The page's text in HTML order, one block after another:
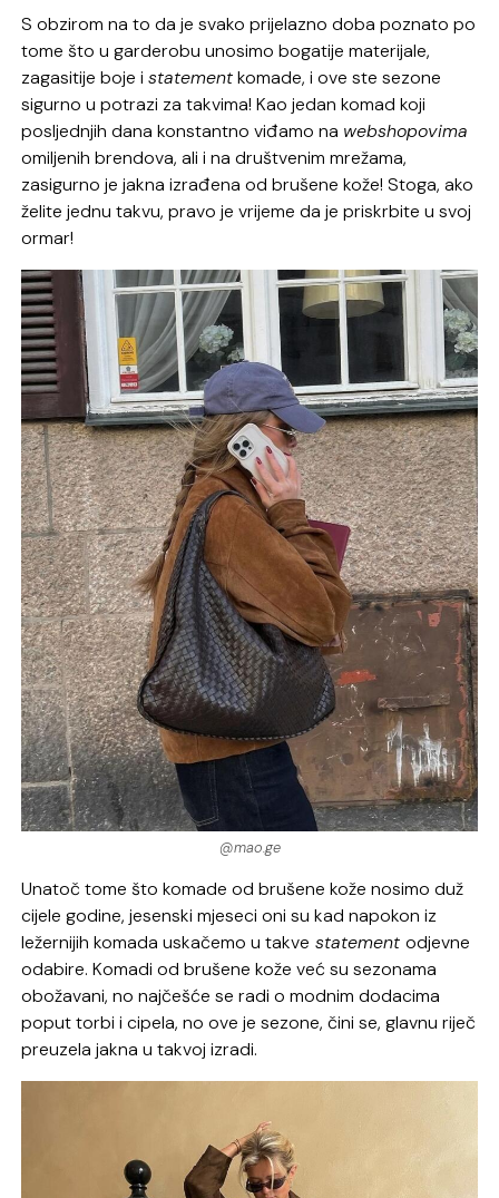
S obzirom na to da je svako prijelazno doba poznato po
tome što u garderobu unosimo bogatije materijale,
zagasitije boje istatementkomade, i ove ste sezone
sigurno u potrazi za takvima! Kao jedan komad koji
posljednjih dana konstantno viđamo na webshopovima
omiljenih brendova, ali i na društvenim mrežama,
zasigurno je jakna izrađena od brušene kože! Stoga, ako
želite jednu takvu, pravo je vrijeme da je priskrbite u svoj
ormar!
@mao.ge
Unatoč tome što komade od brušene kože nosimo duž
cijele godine, jesenski mjeseci oni su kad napokon iz
ležernijih komada uskačemo u takve statementodjevne
odabire. Komadi od brušene kože već su sezonama
obožavani, no najčešće se radi o modnim dodacima
poput torbi i cipela, no ove je sezone, čini se, glavnu riječ
preuzela jakna u takvoj izradi.